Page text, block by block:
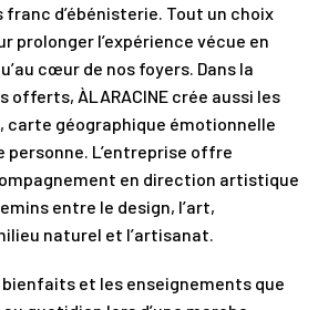
franc d’ébénisterie. Tout un choix
prolonger l’expérience vécue en
cœur de nos foyers. Dans la
offerts, ÀLARACINE crée aussi les
, carte géographique émotionnelle
personne. L’entreprise offre
en direction artistique
entre le design, l’art,
naturel et l’artisanat.
bienfaits et les enseignements que